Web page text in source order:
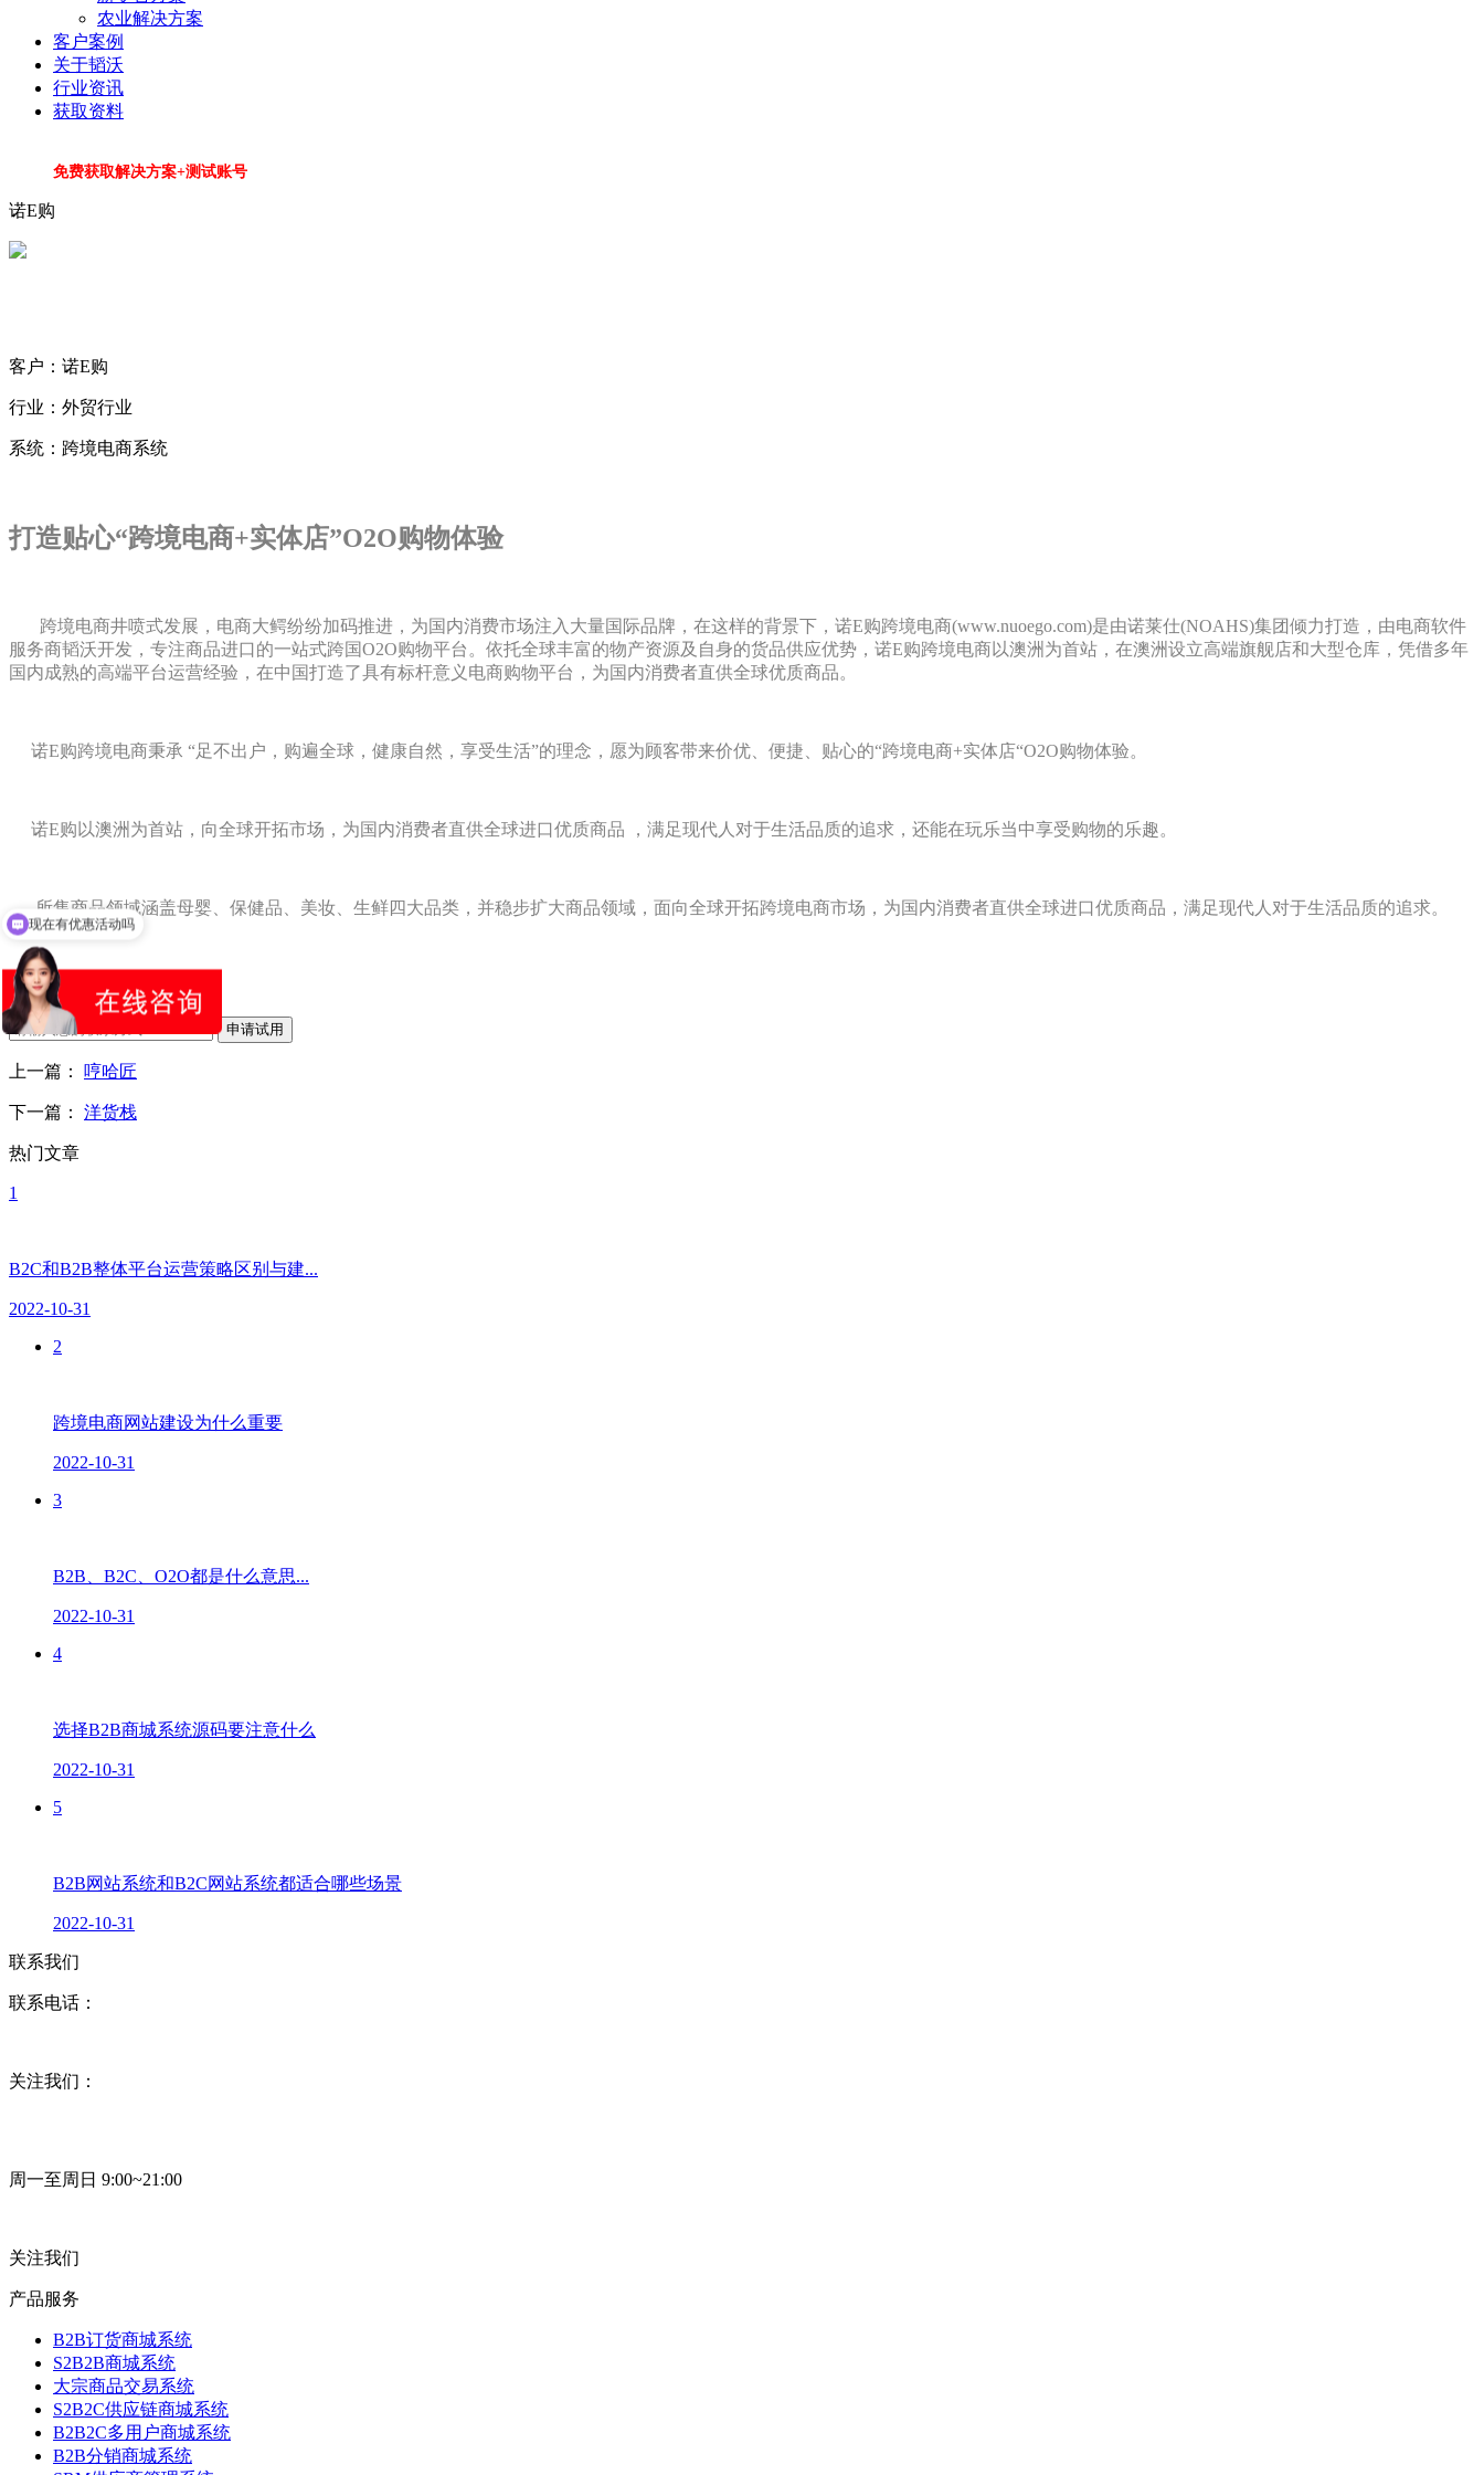
农业解决方案
客户案例
关于韬沃
行业资讯
获取资料
免费获取解决方案+测试账号
诺E购
客户：诺E购
行业：外贸行业
系统：跨境电商系统
打造贴心“跨境电商+实体店”O2O购物体验
跨境电商井喷式发展，电商大鳄纷纷加码推进，为国内消费市场注入大量国际品牌，在这样的背景下，诺E购跨境电商(www.nuoego.com)是由诺莱仕(NOAHS)集团倾力打造，由电商软件
服务商韬沃开发，专注商品进口的一站式跨国O2O购物平台。依托全球丰富的物产资源及自身的货品供应优势，诺E购跨境电商以澳洲为首站，在澳洲设立高端旗舰店和大型仓库，凭借多年
国内成熟的高端平台运营经验，在中国打造了具有标杆意义电商购物平台，为国内消费者直供全球优质商品。
诺E购跨境电商秉承 “足不出户，购遍全球，健康自然，享受生活”的理念，愿为顾客带来价优、便捷、贴心的“跨境电商+实体店“O2O购物体验。
诺E购以澳洲为首站，向全球开拓市场，为国内消费者直供全球进口优质商品 ，满足现代人对于生活品质的追求，还能在玩乐当中享受购物的乐趣。
所售商品领域涵盖母婴、保健品、美妆、生鲜四大品类，并稳步扩大商品领域，面向全球开拓跨境电商市场，为国内消费者直供全球进口优质商品，满足现代人对于生活品质的追求。
免费申请试用
申请试用
上一篇： 哼哈匠
下一篇： 洋货栈
热门文章
1
B2C和B2B整体平台运营策略区别与建...
2022-10-31
2
跨境电商网站建设为什么重要
2022-10-31
3
B2B、B2C、O2O都是什么意思...
2022-10-31
4
选择B2B商城系统源码要注意什么
2022-10-31
5
B2B网站系统和B2C网站系统都适合哪些场景
2022-10-31
联系我们
联系电话：
关注我们：
周一至周日 9:00~21:00
关注我们
产品服务
B2B订货商城系统
S2B2B商城系统
大宗商品交易系统
S2B2C供应链商城系统
B2B2C多用户商城系统
B2B分销商城系统
可以介绍下你们的产品么